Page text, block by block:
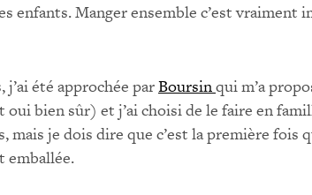
enfants. Manger ensemble c’est vraiment
été approchée parBoursinqui m’a
bien sûr) et j’ai choisi de le faire en
mais je dois dire que c’est la première fois
emballée.